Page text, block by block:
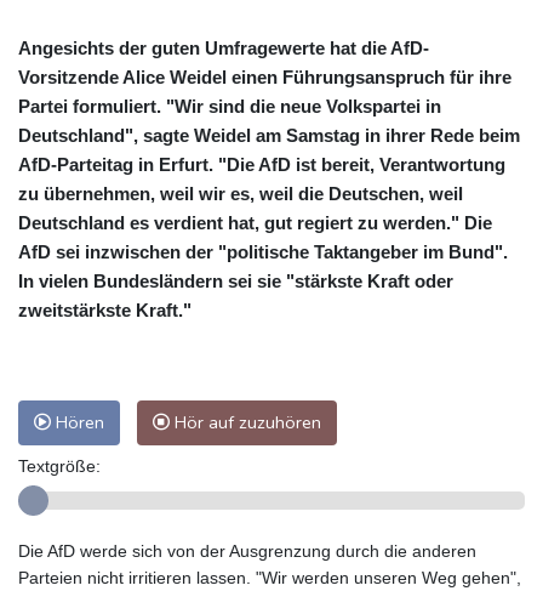
Angesichts der guten Umfragewerte hat die AfD-
Vorsitzende Alice Weidel einen Führungsanspruch für ihre
Partei formuliert. "Wir sind die neue Volkspartei in
Deutschland", sagte Weidel am Samstag in ihrer Rede beim
AfD-Parteitag in Erfurt. "Die AfD ist bereit, Verantwortung
zu übernehmen, weil wir es, weil die Deutschen, weil
Deutschland es verdient hat, gut regiert zu werden." Die
AfD sei inzwischen der "politische Taktangeber im Bund".
In vielen Bundesländern sei sie "stärkste Kraft oder
zweitstärkste Kraft."
Hören Hör auf zuzuhören
Textgröße:
Die AfD werde sich von der Ausgrenzung durch die anderen
Parteien nicht irritieren lassen. "Wir werden unseren Weg gehen",